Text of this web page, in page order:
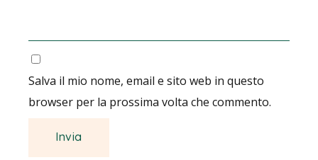
Salva il mio nome, email e sito web in questo
browser per la prossima volta che commento.